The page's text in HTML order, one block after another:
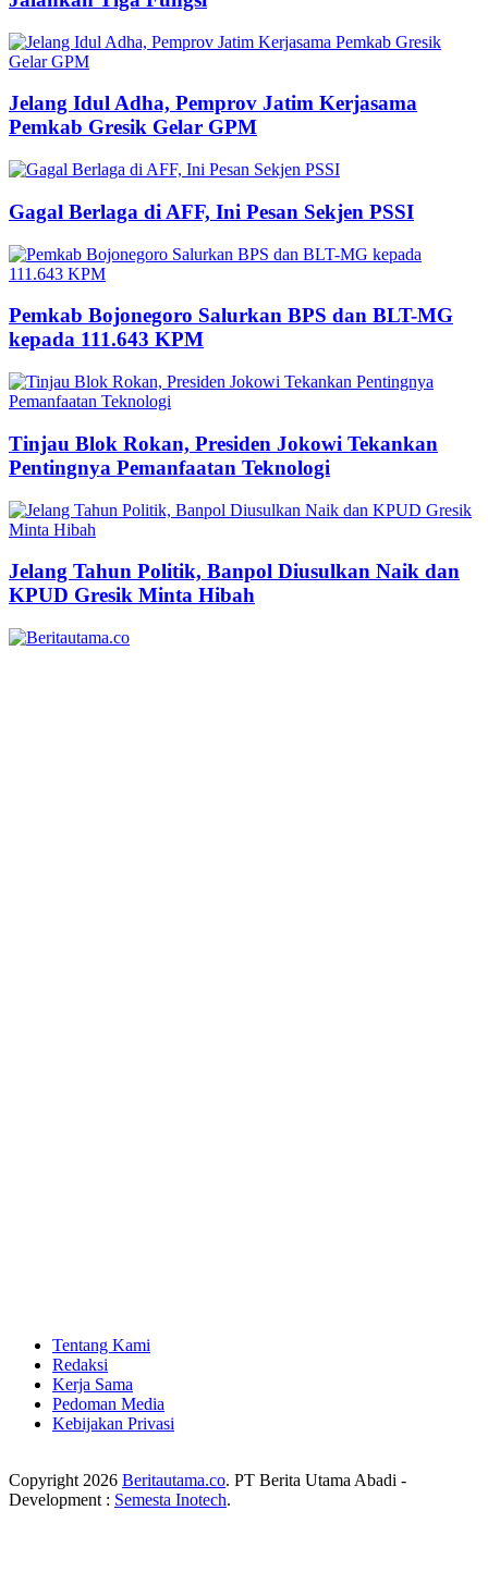
Jelang Idul Adha, Pemprov Jatim Kerjasama
Pemkab Gresik Gelar GPM
Gagal Berlaga di AFF, Ini Pesan Sekjen PSSI
Pemkab Bojonegoro Salurkan BPS dan BLT-MG
kepada 111.643 KPM
Tinjau Blok Rokan, Presiden Jokowi Tekankan
Pentingnya Pemanfaatan Teknologi
Jelang Tahun Politik, Banpol Diusulkan Naik dan
KPUD Gresik Minta Hibah
Tentang Kami
Redaksi
Kerja Sama
Pedoman Media
Kebijakan Privasi
Copyright 2026 Beritautama.co. PT Berita Utama Abadi -
Development : Semesta Inotech.